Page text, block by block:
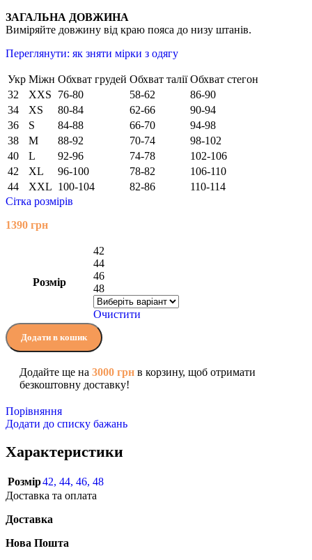
ЗАГАЛЬНА ДОВЖИНА
Виміряйте довжину від краю пояса до низу штанів.
Переглянути: як зняти мірки з одягу
Укр Міжн Обхват грудей Обхват талії Обхват стегон
32
XXS 76-80 58-62
86-90
34
XS 80-84 62-66
90-94
36
S 84-88 66-70
94-98
38
M 88-92 70-74
98-102
40
L 92-96 74-78
102-106
42
XL 96-100 78-82
106-110
44
XXL 100-104 82-86
110-114
Сітка розмірів
1390 грн
Розмір
42
44
46
48
Очистити
Додати в кошик
Додайте ще на 3000 грн в корзину, щоб отримати
безкоштовну доставку!
Порівняння
Додати до списку бажань
Характеристики
Розмір42, 44, 46, 48
Доставка та оплата
Доставка
Нова Пошта